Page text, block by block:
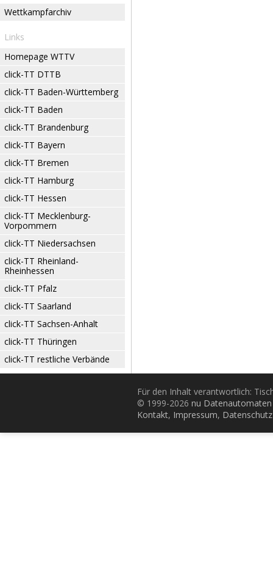
Wettkampfarchiv
Links
Homepage WTTV
click-TT DTTB
click-TT Baden-Württemberg
click-TT Baden
click-TT Brandenburg
click-TT Bayern
click-TT Bremen
click-TT Hamburg
click-TT Hessen
click-TT Mecklenburg-
Vorpommern
click-TT Niedersachsen
click-TT Rheinland-
Rheinhessen
click-TT Pfalz
click-TT Saarland
click-TT Sachsen-Anhalt
click-TT Thüringen
click-TT restliche Verbände
Für den Inhalt verantwortlich:
© 1999-2026 nu
Kontakt, Impressum, Datenschutz